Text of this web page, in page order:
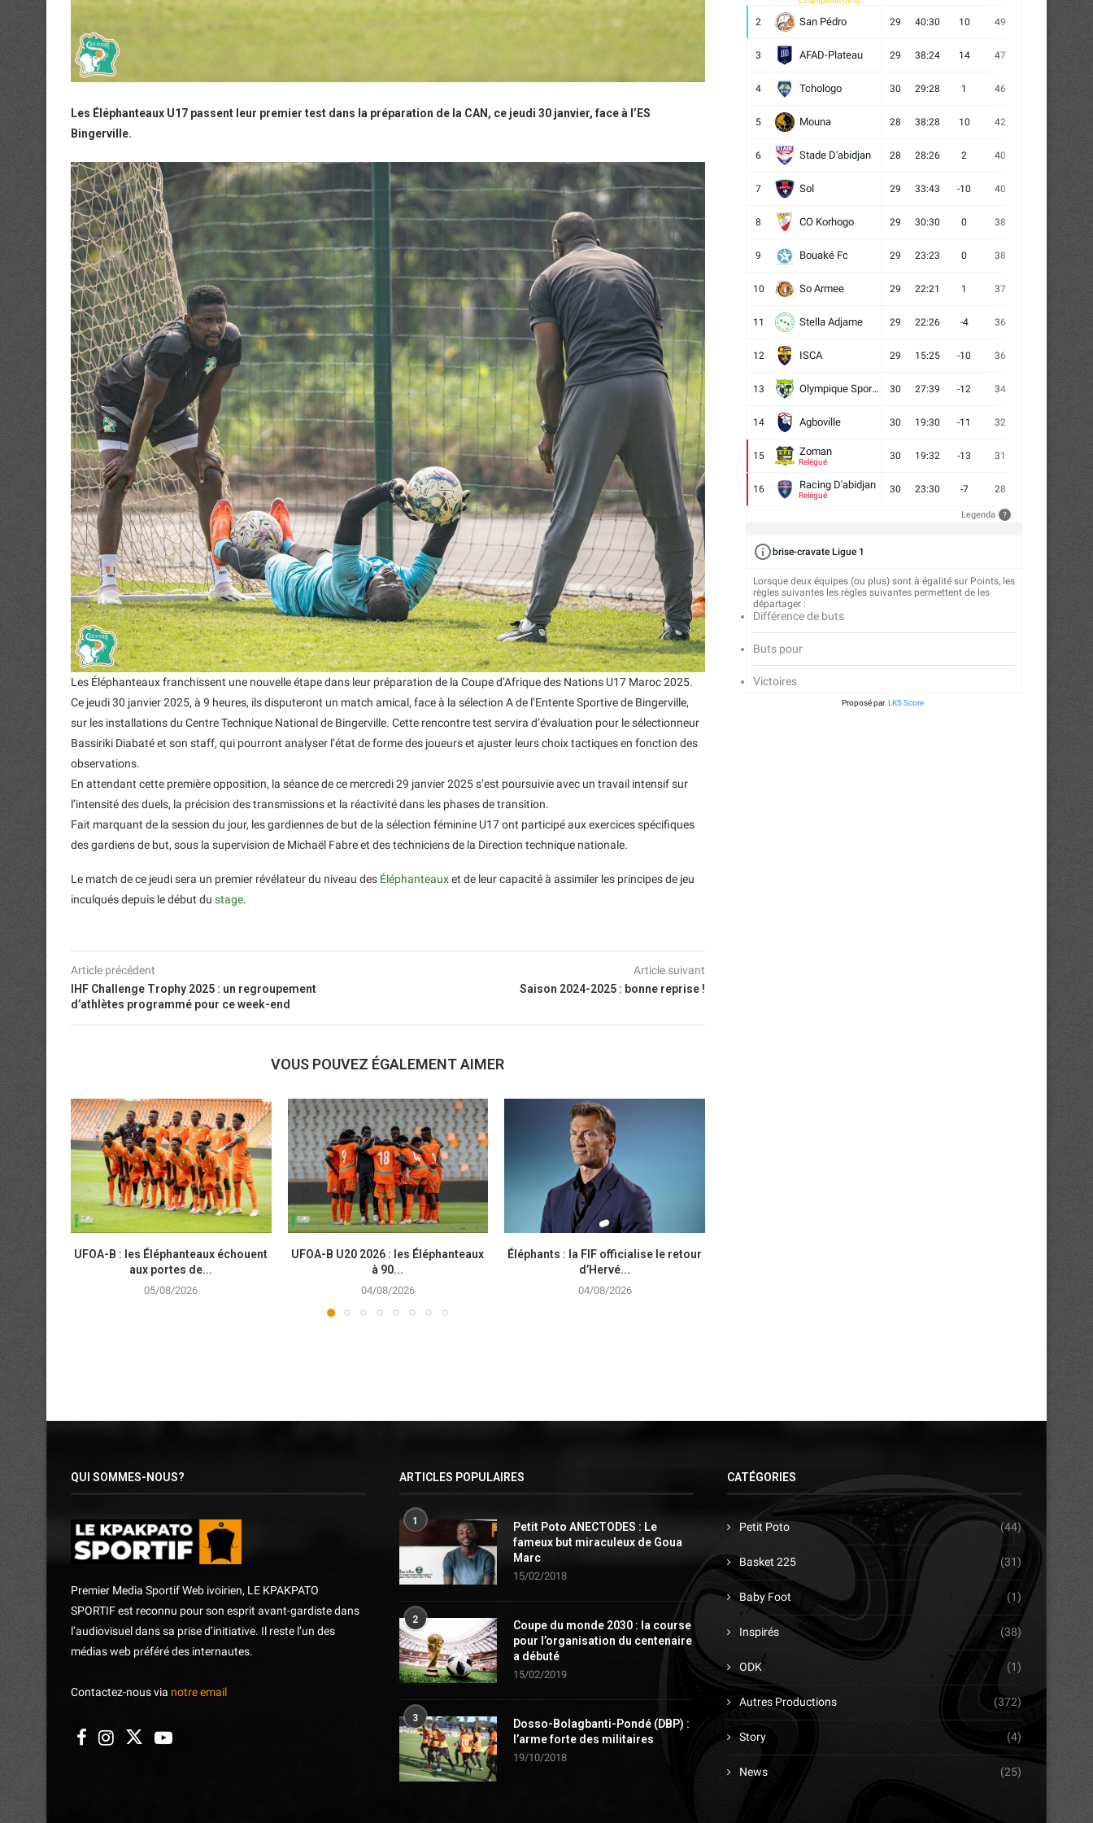
Les Éléphanteaux U17 passent leur premier test dans la préparation de la CAN, ce jeudi 30 janvier, face à l’ES
Bingerville.
Les Éléphanteaux franchissent une nouvelle étape dans leur préparation de la Coupe d’Afrique des Nations U17 Maroc 2025.
Ce jeudi 30 janvier 2025, à 9 heures, ils disputeront un match amical, face à la sélection A de l’Entente Sportive de Bingerville,
sur les installations du Centre Technique National de Bingerville. Cette rencontre test servira d’évaluation pour le sélectionneur
Bassiriki Diabaté et son staff, qui pourront analyser l’état de forme des joueurs et ajuster leurs choix tactiques en fonction des
observations.
En attendant cette première opposition, la séance de ce mercredi 29 janvier 2025 s’est poursuivie avec un travail intensif sur
l’intensité des duels, la précision des transmissions et la réactivité dans les phases de transition.
Fait marquant de la session du jour, les gardiennes de but de la sélection féminine U17 ont participé aux exercices spécifiques
des gardiens de but, sous la supervision de Michaël Fabre et des techniciens de la Direction technique nationale.
Le match de ce jeudi sera un premier révélateur du niveau des Éléphanteauxet de leur capacité à assimiler les principes de jeu
inculqués depuis le début du stage.
Article précédent
IHF Challenge Trophy 2025 : un regroupement
d’athlètes programmé pour ce week-end
Article suivant
Saison 2024-2025 : bonne reprise !
VOUS POUVEZ ÉGALEMENT AIMER
UFOA-B : les Éléphanteaux échouent
aux portes de...
05/08/2026
UFOA-B U20 2026 : les Éléphanteaux
à 90...
04/08/2026
Éléphants : la FIF officialise le retour
d’Hervé...
04/08/2026
d’Emerse Faé...
31/07/2026
2 San Pédro 29 40:30 10 49
3 AFAD-Plateau 29 38:24 14 47
4 Tchologo 30 29:28 1 46
5 Mouna 28 38:28 10 42
6 Stade D'abidjan 28 28:26 2 40
7 Sol 29 33:43 -10 40 4
8 CO Korhogo 29 30:30 0 38
9 Bouaké Fc 29 23:23 0 38
10 So Armee 29 22:21 1 37 10 10
11 Stella Adjame 29 22:26 -4 36
12 ISCA 29 15:25 -10 36 6 13
13 Olympique Sport d'Abobo FC 30 27:39 -12 34
14 Agboville 30 19:30 -11 32
15 Zoman
Relégué
30 19:32 -13 31 13
16 Racing D'abidjan
Relégué
30 23:30 -7 28
Legenda ?
brise-cravate Ligue 1
Lorsque deux équipes (ou plus) sont à égalité sur Points, les
règles suivantes les règles suivantes permettent de les
départager :
Différence de buts
Buts pour
Victoires
Proposé par LKS Score
QUI SOMMES-NOUS?
Premier Media Sportif Web ivoirien, LE KPAKPATO
SPORTIF est reconnu pour son esprit avant-gardiste dans
l’audiovisuel dans sa prise d’initiative. Il reste l’un des
médias web préféré des internautes.
Contactez-nous via notre email
ARTICLES POPULAIRES
1
Petit Poto ANECTODES : Le
fameux but miraculeux de Goua
Marc
15/02/2018
2
Coupe du monde 2030 : la course
pour l’organisation du centenaire
a débuté
15/02/2019
3
Dosso-Bolagbanti-Pondé (DBP) :
l’arme forte des militaires
19/10/2018
CATÉGORIES
Petit Poto (44)
Basket 225 (31)
Baby Foot (1)
Inspirés (38)
ODK (1)
Autres Productions (372)
Story (4)
News (25)